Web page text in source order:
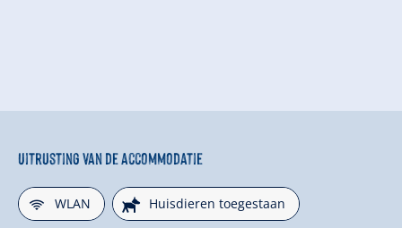
Uitrusting van de accommodatie
🜉WLAN 🔮Huisdieren toegestaan